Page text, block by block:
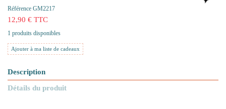
Référence GM2217
12,90 € TTC
1 produits disponibles
Ajouter à ma liste de cadeaux
Description
Détails du produit